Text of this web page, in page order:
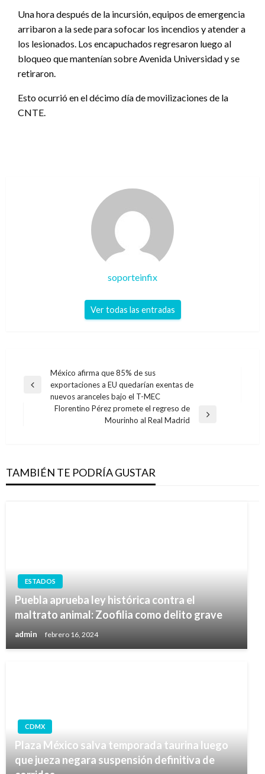
Una hora después de la incursión, equipos de emergencia
arribaron a la sede para sofocar los incendios y atender a
los lesionados. Los encapuchados regresaron luego al
bloqueo que mantenían sobre Avenida Universidad y se
retiraron.
Esto ocurrió en el décimo día de movilizaciones de la
CNTE.
soporteinfix
Ver todas las entradas
Navegación
de
entradas
Entrada
anterior
México afirma que 85% de sus
exportaciones a EU quedarían exentas de
nuevos aranceles bajo el T-MEC
Florentino Pérez promete el regreso de
Mourinho al Real Madrid
TAMBIÉN TE PODRÍA GUSTAR
ESTADOS
Puebla aprueba ley histórica contra el
maltrato animal: Zoofilia como delito grave
admin febrero 16, 2024
CDMX
Plaza México salva temporada taurina luego
que jueza negara suspensión definitiva de